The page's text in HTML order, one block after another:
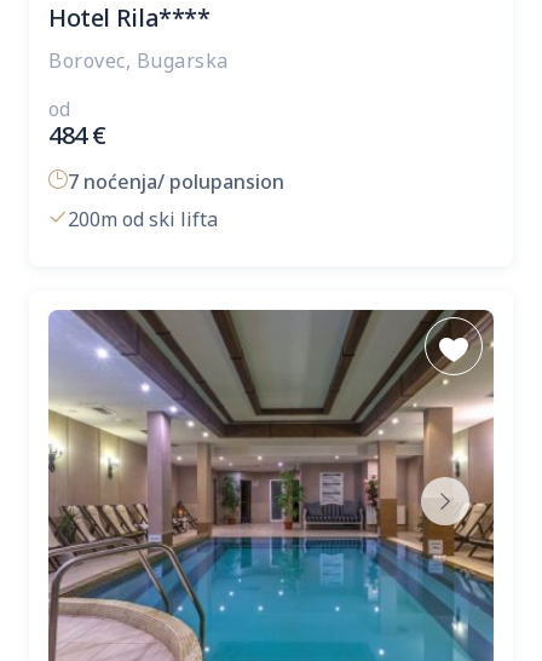
Hotel Rila****
Borovec, Bugarska
od
484 €
7 noćenja/ polupansion
200m od ski lifta